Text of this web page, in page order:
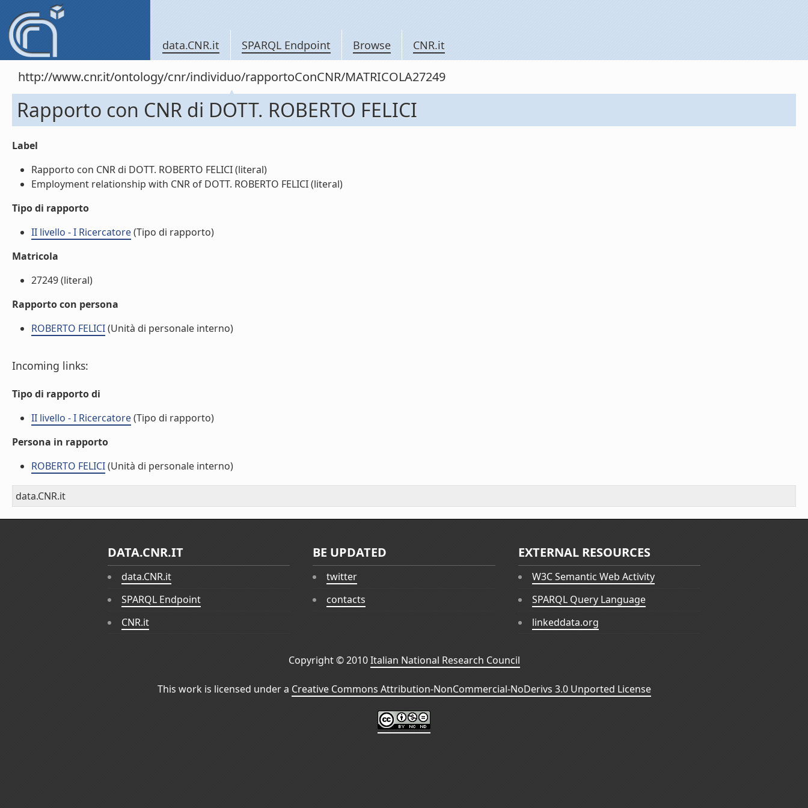
data.CNR.it SPARQL Endpoint Browse CNR.it
http://www.cnr.it/ontology/cnr/individuo/rapportoConCNR/MATRICOLA27249
Rapporto con CNR di DOTT. ROBERTO FELICI
Label
Rapporto con CNR di DOTT. ROBERTO FELICI (literal)
Employment relationship with CNR of DOTT. ROBERTO FELICI (literal)
Tipo di rapporto
II livello - I Ricercatore(Tipo di rapporto)
Matricola
27249 (literal)
Rapporto con persona
ROBERTO FELICI(Unità di personale interno)
Incoming links:
Tipo di rapporto di
II livello - I Ricercatore(Tipo di rapporto)
Persona in rapporto
ROBERTO FELICI(Unità di personale interno)
data.CNR.it
DATA.CNR.IT
data.CNR.it
SPARQL Endpoint
CNR.it
BE UPDATED
twitter
contacts
EXTERNAL RESOURCES
W3C Semantic Web Activity
SPARQL Query Language
linkeddata.org
Copyright © 2010Italian National Research Council
This work is licensed under a Creative Commons Attribution-NonCommercial-NoDerivs 3.0 Unported License